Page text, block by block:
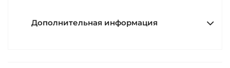
Дополнительная информация